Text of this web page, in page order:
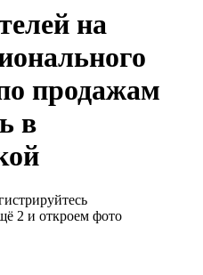
на
продажам
в
2 и откроем фото